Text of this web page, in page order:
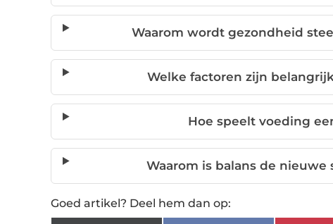
Waarom wordt gezondheid
Welke factoren zijn
Hoe speelt voeding
Waarom is balans de
Goed artikel? Deel hem dan op: